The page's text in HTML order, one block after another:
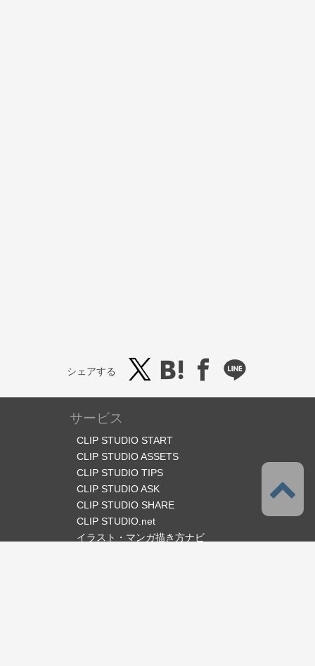
シェアする
サービス
CLIP STUDIO START
CLIP STUDIO ASSETS
CLIP STUDIO TIPS
CLIP STUDIO ASK
CLIP STUDIO SHARE
CLIP STUDIO.net
イラスト・マンガ描き方ナビ